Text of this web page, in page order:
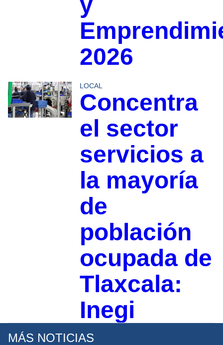
2026
LOCAL
Concentra
el sector
servicios a
la mayoría
de
población
ocupada de
Tlaxcala:
Inegi
MÁS NOTICIAS